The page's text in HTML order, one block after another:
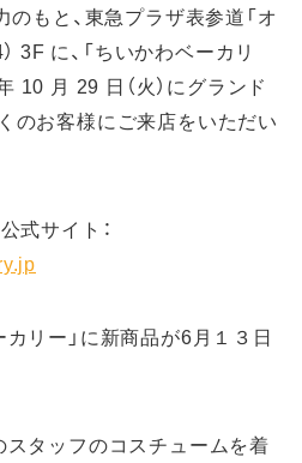
のもと、東急プラザ表参道「オ
3F に、「ちいかわベーカリ
10 月 29 日（火）にグランド
のお客様にご来店をいただい
式サイト：
カリー」に新商品が6月１３日
スタッフのコスチュームを着